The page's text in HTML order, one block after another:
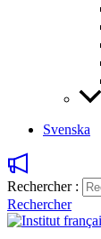
Svenska
Rechercher :
Rechercher